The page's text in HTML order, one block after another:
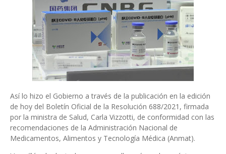
Así lo hizo el Gobierno a través de la publicación en la edición
de hoy del Boletín Oficial de la Resolución 688/2021, firmada
por la ministra de Salud, Carla Vizzotti, de conformidad con las
recomendaciones de la Administración Nacional de
Medicamentos, Alimentos y Tecnología Médica (Anmat).